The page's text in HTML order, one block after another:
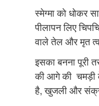
स्मेग्मा को धोकर
पीलापन लिए
वाले तेल और मृत
इसका बनना पूरी
की आगे की चमड़ी
है, खुजली और